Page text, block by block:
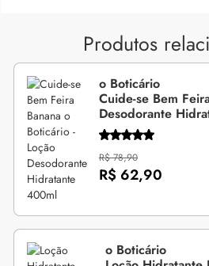
Produtos
o Boticário
Cuide-se Bem
Desodorante
R$ 78,90
R$ 62,90
o Boticário